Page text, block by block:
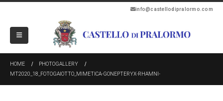
info@castellodipralormo.com
HOME
PHOTOGALLERY
MT2020_18_FOTOGAIOTTO_MIMETICA-GONEPTERYX-RHAMNI-